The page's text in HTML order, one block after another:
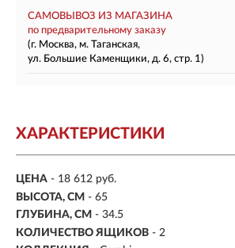
САМОВЫВОЗ ИЗ МАГАЗИНА
по предварительному заказу
(г. Москва, м. Таганская,
ул. Большие Каменщики, д. 6, стр. 1)
ХАРАКТЕРИСТИКИ
ЦЕНА - 18 612 руб.
ВЫСОТА, СМ - 65
ГЛУБИНА, СМ - 34.5
КОЛИЧЕСТВО ЯЩИКОВ - 2